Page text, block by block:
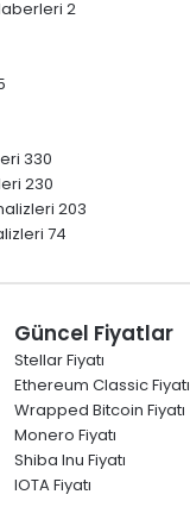
2
330
230
203
74
Güncel Fiyatlar
Stellar Fiyatı
Ethereum Classic Fiyatı
Wrapped Bitcoin Fiyatı
Monero Fiyatı
Shiba Inu Fiyatı
IOTA Fiyatı